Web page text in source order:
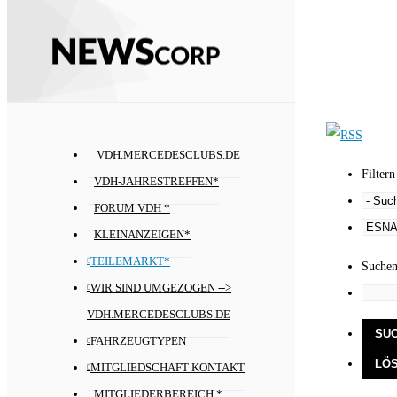
VDH.MERCEDESCLUBS.DE
VDH-JAHRESTREFFEN*
FORUM VDH *
KLEINANZEIGEN*
TEILEMARKT*
WIR SIND UMGEZOGEN -->
VDH.MERCEDESCLUBS.DE
FAHRZEUGTYPEN
MITGLIEDSCHAFT KONTAKT
MITGLIEDERBEREICH *
Filtern
Suchen